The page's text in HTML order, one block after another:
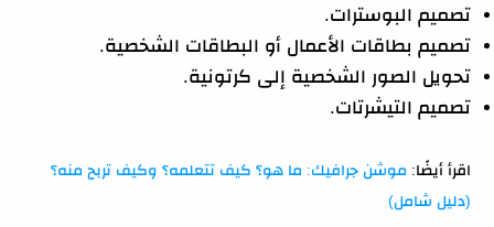
تصميم البوسترات.
تصميم بطاقات الأعمال أو البطاقات الشخصية.
تحويل الصور الشخصية إلى كرتونية.
تصميم التيشرتات.
اقرأ أيضًا: موشن جرافيك: ما هو؟ كيف تتعلمه؟ وكيف تربح منه؟
(دليل شامل)